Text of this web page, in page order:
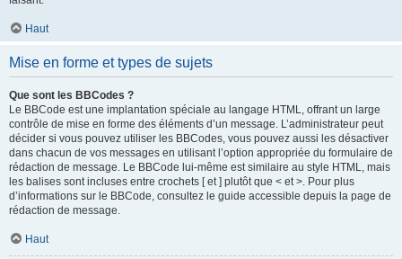
Haut
Mise en forme et types de sujets
Que sont les BBCodes ?
Le BBCode est une implantation spéciale au langage HTML, offrant un large
contrôle de mise en forme des éléments d’un message. L’administrateur peut
décider si vous pouvez utiliser les BBCodes, vous pouvez aussi les désactiver
dans chacun de vos messages en utilisant l’option appropriée du formulaire de
rédaction de message. Le BBCode lui-même est similaire au style HTML, mais
les balises sont incluses entre crochets [ et ] plutôt que < et >. Pour plus
d’informations sur le BBCode, consultez le guide accessible depuis la page de
rédaction de message.
Haut